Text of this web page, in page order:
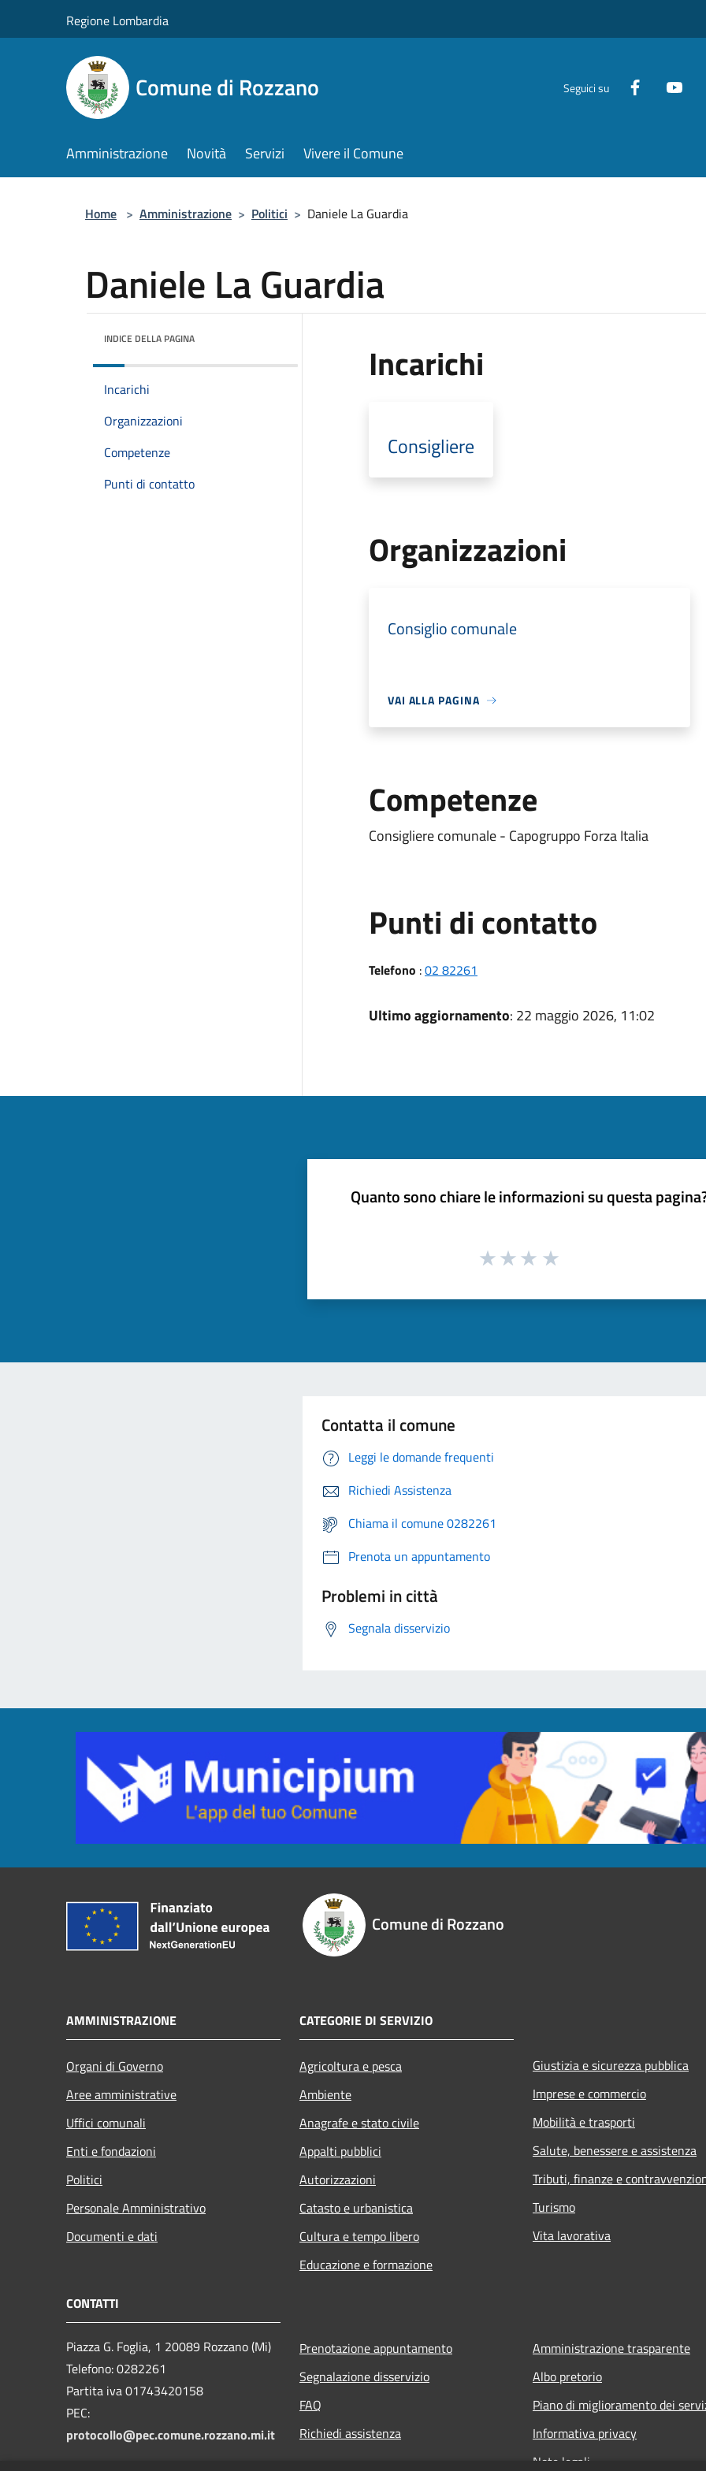
Regione Lombardia
Comune di Rozzano Seguici su
Amministrazione Novità Servizi Vivere il Comune
Home > Amministrazione > Politici > Daniele La Guardia
Daniele La Guardia
INDICE DELLA PAGINA
Incarichi
Organizzazioni
Competenze
Punti di contatto
Incarichi
Consigliere
Organizzazioni
Consiglio comunale
VAI ALLA PAGINA
Competenze
Consigliere comunale - Capogruppo Forza Italia
Punti di contatto
Telefono :02 82261
Ultimo aggiornamento: 22 maggio 2026, 11:02
Quanto sono chiare le informazioni su questa
Contatta il comune
Leggi le domande frequenti
Richiedi Assistenza
Chiama il comune 0282261
Prenota un appuntamento
Problemi in città
Segnala disservizio
Comune di Rozzano
AMMINISTRAZIONE
Organi di Governo
Aree amministrative
Uffici comunali
Enti e fondazioni
Politici
Personale Amministrativo
Documenti e dati
CATEGORIE DI SERVIZIO
Agricoltura e pesca
Ambiente
Anagrafe e stato civile
Appalti pubblici
Autorizzazioni
Catasto e urbanistica
Cultura e tempo libero
Educazione e formazione
Giustizia e sicurezza pubblica
Imprese e commercio
Mobilità e trasporti
Salute, benessere e assistenza
Tributi, finanze e
Turismo
Vita lavorativa
CONTATTI
Piazza G. Foglia, 1 20089 Rozzano (Mi)
Telefono: 0282261
Partita iva 01743420158
PEC:
protocollo@pec.comune.rozzano.mi.it
Prenotazione appuntamento
Segnalazione disservizio
FAQ
Richiedi assistenza
Amministrazione trasparente
Albo pretorio
Piano di miglioramento dei
Informativa privacy
Note legali